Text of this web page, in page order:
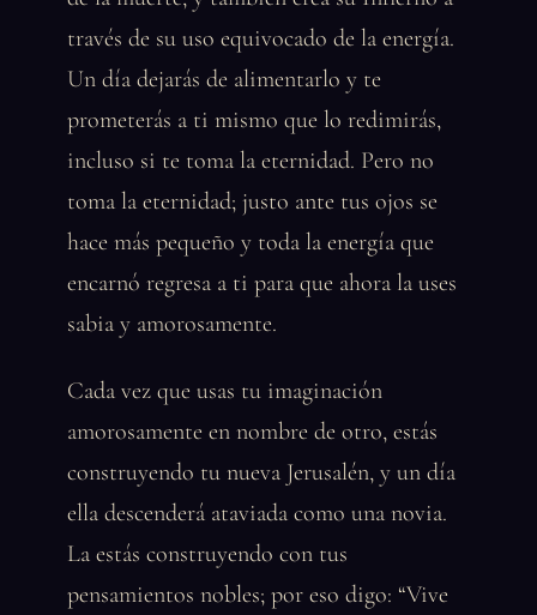
través de su uso equivocado de la energía.
Un día dejarás de alimentarlo y te
prometerás a ti mismo que lo redimirás,
incluso si te toma la eternidad. Pero no
toma la eternidad; justo ante tus ojos se
hace más pequeño y toda la energía que
encarnó regresa a ti para que ahora la uses
sabia y amorosamente.
Cada vez que usas tu imaginación
amorosamente en nombre de otro, estás
construyendo tu nueva Jerusalén, y un día
ella descenderá ataviada como una novia.
La estás construyendo con tus
pensamientos nobles; por eso digo: “Vive